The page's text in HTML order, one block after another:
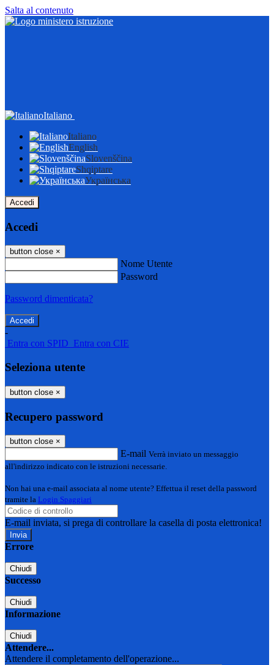
Salta al contenuto
Italiano
Italiano
English
Slovenščina
Shqiptare
Українська
Accedi
Accedi
button close ×
Nome Utente
Password
Password dimenticata?
-
Entra con SPID Entra con CIE
Seleziona utente
button close ×
Recupero password
button close ×
E-mail Verrà inviato un messaggio
all'indirizzo indicato con le istruzioni necessarie.
Non hai una e-mail associata al nome utente? Effettua il reset della password
tramite la Login Spaggiari
E-mail inviata, si prega di controllare la casella di posta elettronica!
Errore
Chiudi
Successo
Chiudi
Informazione
Chiudi
Attendere...
Attendere il completamento dell'operazione...